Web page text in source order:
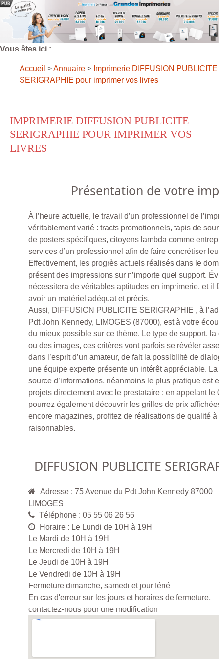
Vous êtes ici :
Accueil >Annuaire > Imprimerie DIFFUSION PUBLICITE
SERIGRAPHIE pour imprimer vos livres
IMPRIMERIE DIFFUSION PUBLICITE
SERIGRAPHIE POUR IMPRIMER VOS
LIVRES
Présentation de votre
À l’heure actuelle, le travail d’un professionnel de
véritablement varié : tracts promotionnels, tapis de
de posters spécifiques, citoyens lambda comme
services d’un professionnel afin de faire concrétiser
Effectivement, les progrès actuels réalisés dans le
présent des impressions sur n’importe quel support.
nécessitera de véritables aptitudes en imprimerie, et il
avoir un matériel adéquat et précis.
Aussi, DIFFUSION PUBLICITE SERIGRAPHIE , à
Pdt John Kennedy, LIMOGES (87000), est à votre
du mieux possible sur ce thème. Le type de support,
ou des images, ces critères vont parfois se révéler
dans l’esprit d’un amateur, de fait la possibilité de
une équipe experte présente un intérêt appréciable.
source d’informations, néanmoins le plus pratique est
projets directement avec le prestataire : en appelant le
pourrez également découvrir les grilles de prix
encore magazines, profitez de réalisations de qualité à
raisonnables.
DIFFUSION PUBLICITE
Adresse : 75 Avenue du Pdt John Kennedy 87000
LIMOGES
Téléphone : 05 55 06 26 56
Horaire : Le Lundi de 10H à 19H
Le Mardi de 10H à 19H
Le Mercredi de 10H à 19H
Le Jeudi de 10H à 19H
Le Vendredi de 10H à 19H
Fermeture dimanche, samedi et jour férié
En cas d'erreur sur les jours et horaires de fermeture,
contactez-nous pour une modification